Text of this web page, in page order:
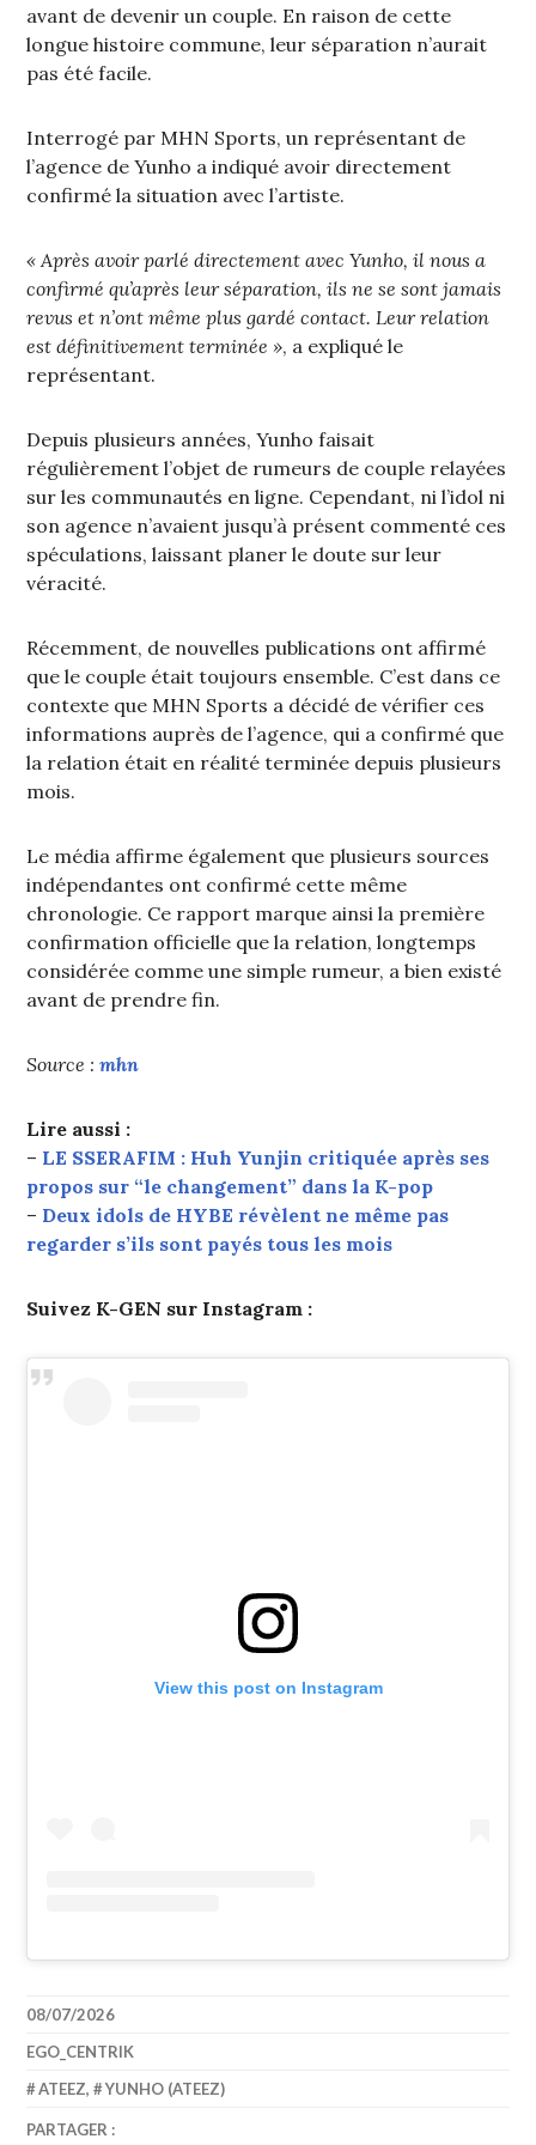
avant de devenir un couple. En raison de cette
longue histoire commune, leur séparation n’aurait
pas été facile.
Interrogé par MHN Sports, un représentant de
l’agence de Yunho a indiqué avoir directement
confirmé la situation avec l’artiste.
« Après avoir parlé directement avec Yunho, il nous a
confirmé qu’après leur séparation, ils ne se sont jamais
revus et n’ont même plus gardé contact. Leur relation
est définitivement terminée », a expliqué le
représentant.
Depuis plusieurs années, Yunho faisait
régulièrement l’objet de rumeurs de couple relayées
sur les communautés en ligne. Cependant, ni l’idol ni
son agence n’avaient jusqu’à présent commenté ces
spéculations, laissant planer le doute sur leur
véracité.
Récemment, de nouvelles publications ont affirmé
que le couple était toujours ensemble. C’est dans ce
contexte que MHN Sports a décidé de vérifier ces
informations auprès de l’agence, qui a confirmé que
la relation était en réalité terminée depuis plusieurs
mois.
Le média affirme également que plusieurs sources
indépendantes ont confirmé cette même
chronologie. Ce rapport marque ainsi la première
confirmation officielle que la relation, longtemps
considérée comme une simple rumeur, a bien existé
avant de prendre fin.
Source :mhn
Lire aussi :
– LE SSERAFIM : Huh Yunjin critiquée après ses
propos sur “le changement” dans la K-pop
– Deux idols de HYBE révèlent ne même pas
regarder s’ils sont payés tous les mois
Suivez K-GEN sur Instagram :
View this post on Instagram
08/07/2026
EGO_CENTRIK
ATEEZ, YUNHO (ATEEZ)
PARTAGER :